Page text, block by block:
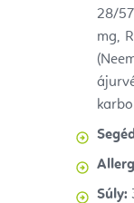
28/
mg,
Súly: